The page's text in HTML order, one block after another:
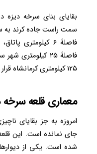
بقایای بنای سرخه دیزه
سمت راست جاده کرند به
۱۲۵ کیلومتری کرمانشاه قرار دارد.
معماری قلعه سرخه
امروزه به جز بقایای
جای نمانده است. این
شده است. یکی از